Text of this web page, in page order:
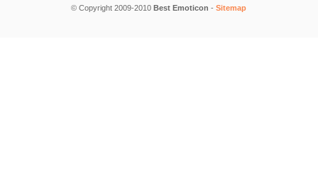
© Copyright 2009-2010 Best Emoticon - Sitemap